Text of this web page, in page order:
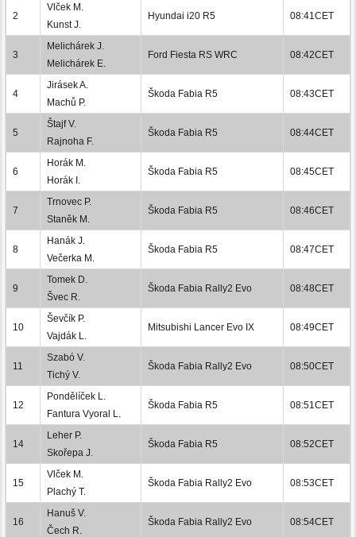
2
Vlček M.
Kunst J.
Hyundai i20 R5 08:41CET
3
Melichárek J.
Melichárek E.
Ford Fiesta RS WRC 08:42CET
4
Jirásek A.
Machů P.
Škoda Fabia R5 08:43CET
5
Štajf V.
Rajnoha F.
Škoda Fabia R5 08:44CET
6
Horák M.
Horák I.
Škoda Fabia R5 08:45CET
7
Trnovec P.
Staněk M.
Škoda Fabia R5 08:46CET
8
Hanák J.
Večerka M.
Škoda Fabia R5 08:47CET
9
Tomek D.
Švec R.
Škoda Fabia Rally2 Evo 08:48CET
10
Ševčík P.
Vajdák L.
Mitsubishi Lancer Evo IX 08:49CET
11
Szabó V.
Tichý V.
Škoda Fabia Rally2 Evo 08:50CET
12
Pondělíček L.
Fantura Vyoral L.
Škoda Fabia R5 08:51CET
14
Leher P.
Skořepa J.
Škoda Fabia R5 08:52CET
15
Vlček M.
Plachý T.
Škoda Fabia Rally2 Evo 08:53CET
16
Hanuš V.
Čech R.
Škoda Fabia Rally2 Evo 08:54CET